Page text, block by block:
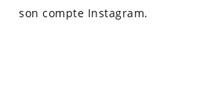
son compte Instagram.